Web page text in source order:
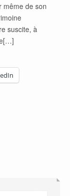
même de son
suscite, à